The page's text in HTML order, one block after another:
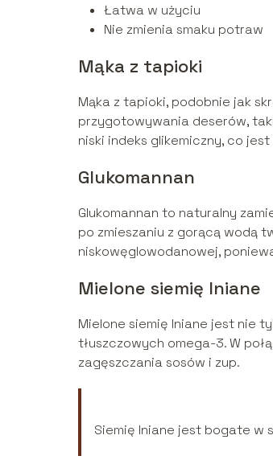
Łatwa w użyciu
Nie zmienia smaku potraw
Mąka z tapioki
Mąka z tapioki, podobnie jak
przygotowywania deserów,
niski indeks glikemiczny, co
Glukomannan
Glukomannan to naturalny
po zmieszaniu z gorącą wodą
niskowęglowodanowej,
Mielone siemię lniane
Mielone siemię lniane jest nie
tłuszczowych omega-3. W
zagęszczania sosów i zup.
Siemię lniane jest bogate w